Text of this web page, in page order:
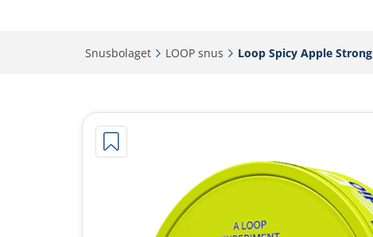
Snusbolaget‎ LOOP snus‎ Loop Spicy Apple Strong‎